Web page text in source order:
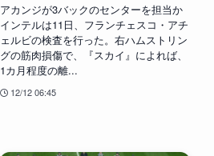
アカンジが3バックのセンターを担当か
インテルは11日、フランチェスコ・アチ
ェルビの検査を行った。右ハムストリン
グの筋肉損傷で、『スカイ』によれば、
1カ月程度の離...
12/12 06:45